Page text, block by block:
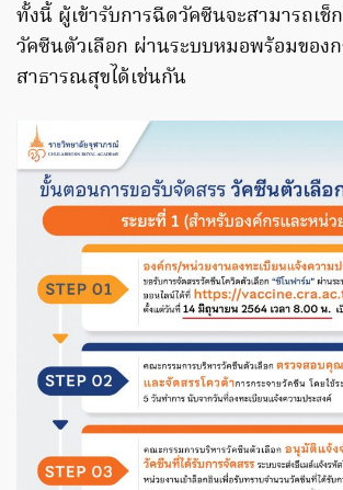
ทั้งนี้ ผู้เข้ารับการฉีดวัคซีนจะสามารถเช็
วัคซีนตัวเลือก ผ่านระบบหมอพร้อมของก
สาธารณสุขได้เช่นกัน